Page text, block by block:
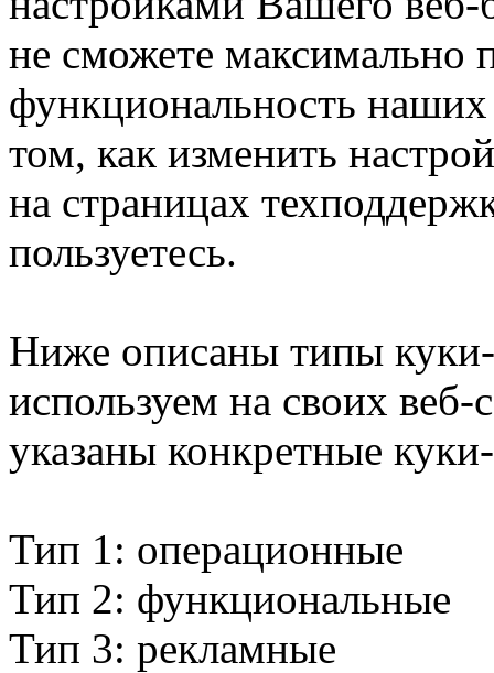
не сможете максимально
функциональность
том, как изменить
на страницах
пользуетесь.
Ниже описаны типы
используем на своих
указаны конкретные
Тип 1: операционные
Тип 2: функциональные
Тип 3: рекламные